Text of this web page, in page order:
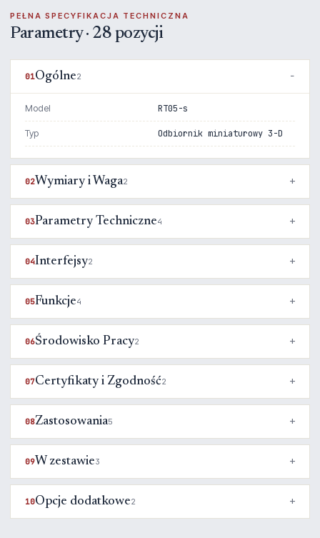
PEŁNA SPECYFIKACJA TECHNICZNA
Parametry · 28 pozycji
01Ogólne2
Model RT05-s
Typ Odbiornik miniaturowy 3-D
02Wymiary i Waga2
03Parametry Techniczne4
04Interfejsy2
05Funkcje4
06Środowisko Pracy2
07Certyfikaty i Zgodność2
08Zastosowania5
09W zestawie3
10Opcje dodatkowe2